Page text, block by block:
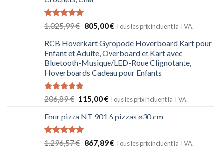
Note5.00
1.025,99€ 805,00€ Tous les prix incluent la TVA.
RCB Hoverkart Gyropode Hoverboard Kart pour
Enfant et Adulte, Overboard et Kart avec
Bluetooth-Musique/LED-Roue Clignotante,
Hoverboards Cadeau pour Enfants
Note5.00
sur 5
206,89€ 115,00€ Tous les prix incluent la TVA.
Four pizza NT 901 6 pizzas ø30 cm
Note5.00
1.296,57€ 867,89€ Tous les prix incluent la TVA.